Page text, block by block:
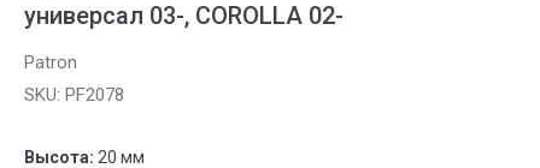
универсал 03-, COROLLA 02-
Patron
SKU: PF2078
Высота: 20 мм